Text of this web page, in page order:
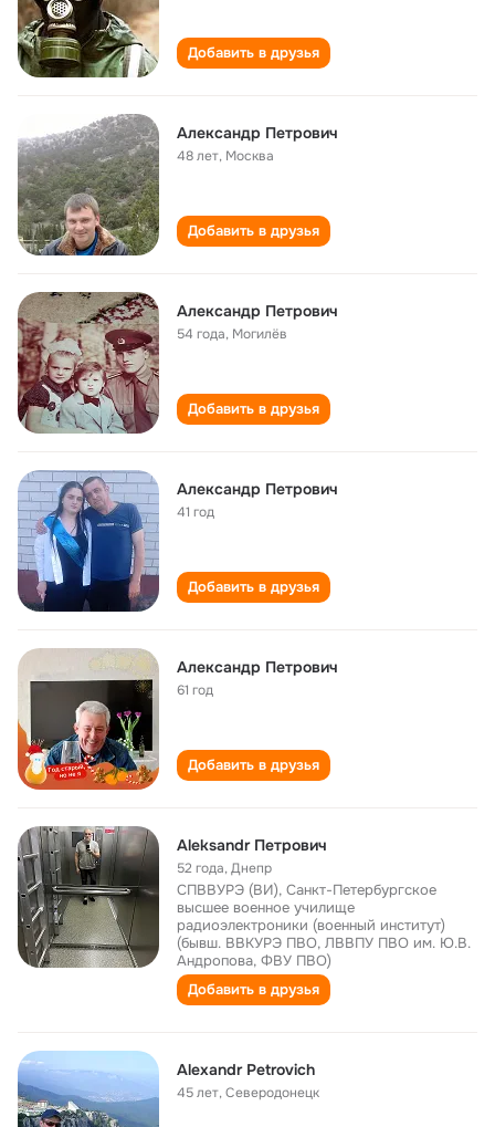
Добавить в друзья
Александр Петрович
48 лет, Москва
Добавить в друзья
Александр Петрович
54 года, Могилёв
Добавить в друзья
Александр Петрович
41 год
Добавить в друзья
Александр Петрович
61 год
Добавить в друзья
Aleksandr Петрович
52 года,Днепр
СПВВУРЭ (ВИ), Санкт-Петербургское
высшее военное училище
радиоэлектроники (военный институт)
(бывш. ВВКУРЭ ПВО, ЛВВПУ ПВО им. Ю.В.
Андропова, ФВУ ПВО)
Добавить в друзья
Alexandr Petrovich
45 лет,Северодонецк